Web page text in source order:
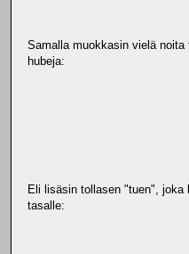
Samalla muokkasin vielä
hubeja:
Eli lisäsin tollasen "tuen",
tasalle: